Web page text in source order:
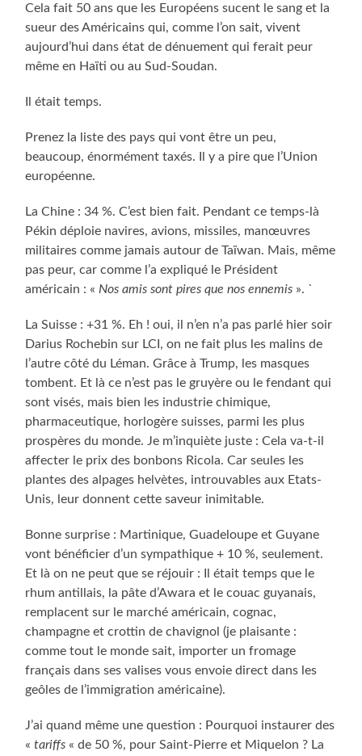
Cela fait 50 ans que les Européens sucent le sang et la
sueur des Américains qui, comme l’on sait, vivent
aujourd’hui dans état de dénuement qui ferait peur
même en Haïti ou au Sud-Soudan.
Il était temps.
Prenez la liste des pays qui vont être un peu,
beaucoup, énormément taxés. Il y a pire que l’Union
européenne.
La Chine : 34 %. C’est bien fait. Pendant ce temps-là
Pékin déploie navires, avions, missiles, manœuvres
militaires comme jamais autour de Taïwan. Mais, même
pas peur, car comme l’a expliqué le Président
américain : « Nos amis sont pires que nos ennemis ». `
La Suisse : +31 %. Eh ! oui, il n’en n’a pas parlé hier soir
Darius Rochebin sur LCI, on ne fait plus les malins de
l’autre côté du Léman. Grâce à Trump, les masques
tombent. Et là ce n’est pas le gruyère ou le fendant qui
sont visés, mais bien les industrie chimique,
pharmaceutique, horlogère suisses, parmi les plus
prospères du monde. Je m’inquiète juste : Cela va-t-il
affecter le prix des bonbons Ricola. Car seules les
plantes des alpages helvètes, introuvables aux Etats-
Unis, leur donnent cette saveur inimitable.
Bonne surprise : Martinique, Guadeloupe et Guyane
vont bénéficier d’un sympathique + 10 %, seulement.
Et là on ne peut que se réjouir : Il était temps que le
rhum antillais, la pâte d’Awara et le couac guyanais,
remplacent sur le marché américain, cognac,
champagne et crottin de chavignol (je plaisante :
comme tout le monde sait, importer un fromage
français dans ses valises vous envoie direct dans les
geôles de l’immigration américaine).
J’ai quand même une question : Pourquoi instaurer des
«tariffs « de 50 %, pour Saint-Pierre et Miquelon ? La